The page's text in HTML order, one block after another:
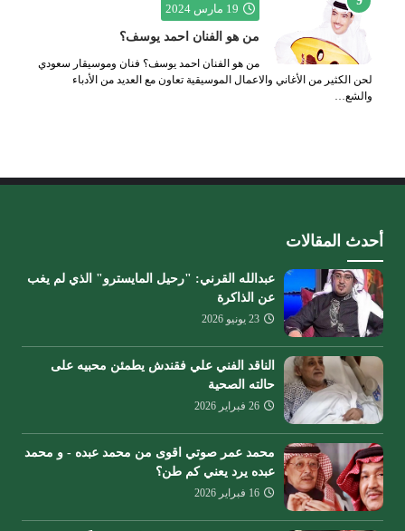
19 مارس 2024
من هو الفنان احمد يوسف؟
من هو الفنان احمد يوسف؟ فنان وموسيقار سعودي
لحن الكثير من الأغاني والاعمال الموسيقية تعاون مع العديد من الأدباء
والشع…
أحدث المقالات
عبدالله القرني: "رحيل المايسترو" الذي لم يغب
عن الذاكرة
23 يونيو 2026
الناقد الفني علي فقندش يطمئن محبيه على
حالته الصحية
26 فبراير 2026
محمد عمر صوتي اقوى من محمد عبده - و محمد
عبده يرد يعني كم طن؟
16 فبراير 2026